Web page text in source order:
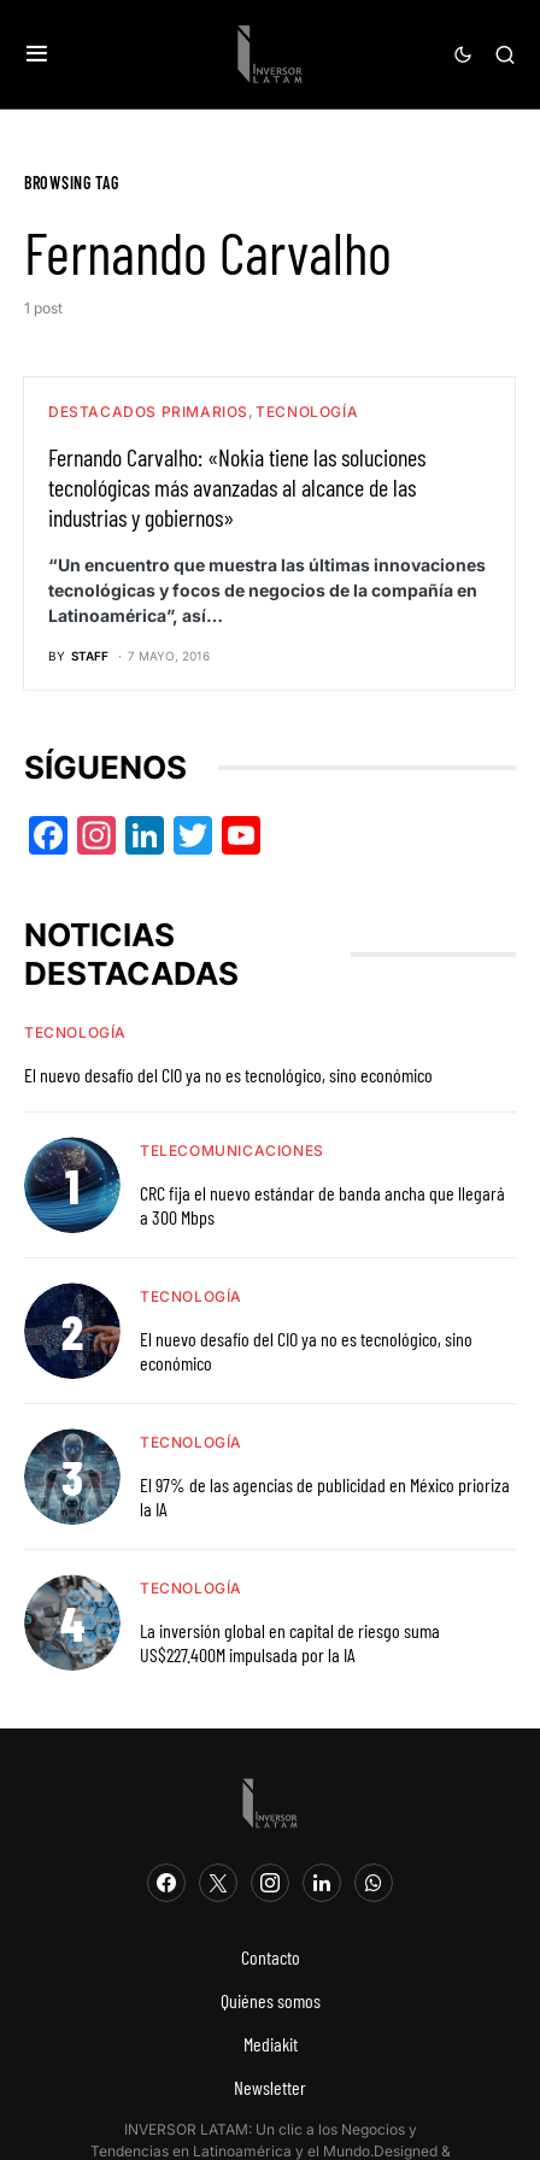
BROWSING TAG
Fernando Carvalho
1 post
DESTACADOS PRIMARIOS TECNOLOGÍA
Fernando Carvalho: «Nokia tiene las soluciones
tecnológicas más avanzadas al alcance de las
industrias y gobiernos»
“Un encuentro que muestra las últimas innovaciones
tecnológicas y focos de negocios de la compañía en
Latinoamérica”, así…
BY STAFF 7 MAYO, 2016
SÍGUENOS
Facebook
Instagram
LinkedIn
Twitter
NOTICIAS
DESTACADAS
TECNOLOGÍA
El nuevo desafío del CIO ya no es tecnológico, sino económico
TELECOMUNICACIONES
CRC fija el nuevo estándar de banda ancha que llegará
a 300 Mbps
TECNOLOGÍA
El nuevo desafío del CIO ya no es tecnológico, sino
económico
TECNOLOGÍA
El 97% de las agencias de publicidad en México prioriza
la IA
TECNOLOGÍA
La inversión global en capital de riesgo suma
US$227.400M impulsada por la IA
Contacto
Quiénes somos
Mediakit
Newsletter
INVERSOR LATAM: Un clic a los Negocios y
Tendencias en Latinoamérica y el Mundo.Designed &